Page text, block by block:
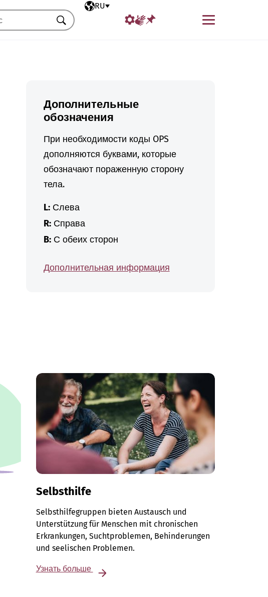
Выбранный язык
RU
Меню
Искать
Дополнительные
обозначения
При необходимости коды OPS
дополняются буквами, которые
обозначают пораженную сторону
тела.
L:Слева
R:Справа
B:С обеих сторон
Дополнительная информация
Selbsthilfe
Selbsthilfegruppen bieten Austausch und
Unterstützung für Menschen mit chronischen
Erkrankungen, Suchtproblemen, Behinderungen
und seelischen Problemen.
Узнать больше